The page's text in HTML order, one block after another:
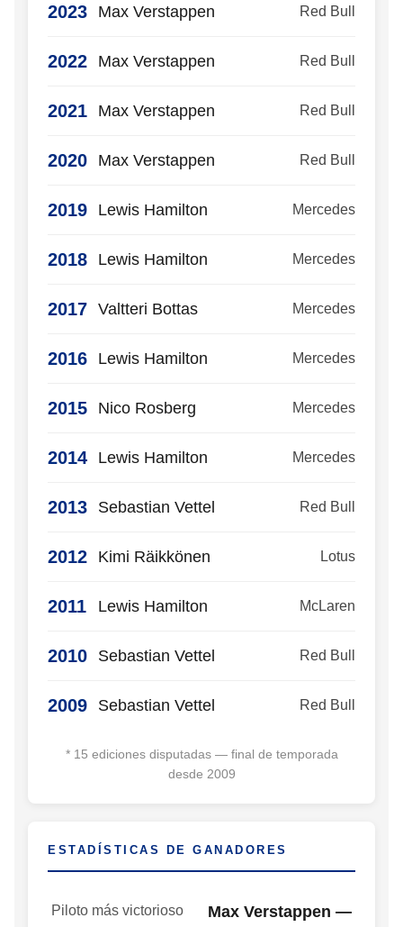
2023 Max Verstappen Red Bull
2022 Max Verstappen Red Bull
2021 Max Verstappen Red Bull
2020 Max Verstappen Red Bull
2019 Lewis Hamilton Mercedes
2018 Lewis Hamilton Mercedes
2017 Valtteri Bottas Mercedes
2016 Lewis Hamilton Mercedes
2015 Nico Rosberg Mercedes
2014 Lewis Hamilton Mercedes
2013 Sebastian Vettel Red Bull
2012 Kimi Räikkönen Lotus
2011 Lewis Hamilton McLaren
2010 Sebastian Vettel Red Bull
2009 Sebastian Vettel Red Bull
* 15 ediciones disputadas — final de temporada
desde 2009
ESTADÍSTICAS DE GANADORES
Piloto más victorioso
Max Verstappen —